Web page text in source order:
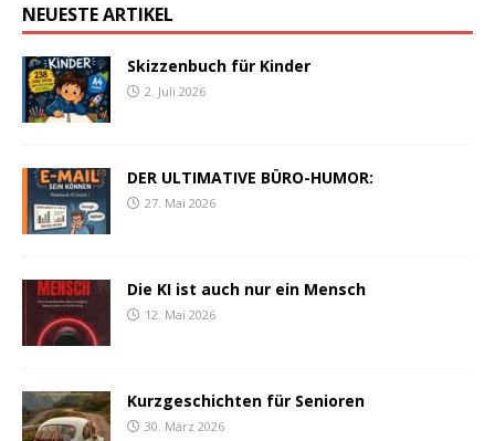
NEUESTE ARTIKEL
Skizzenbuch für Kinder
2. Juli 2026
DER ULTIMATIVE BÜRO-HUMOR:
27. Mai 2026
Die KI ist auch nur ein Mensch
12. Mai 2026
Kurzgeschichten für Senioren
30. März 2026